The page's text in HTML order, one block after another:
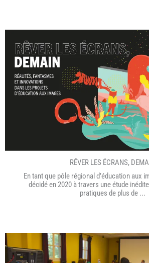
RÊVER LES ÉCRANS,
En tant que pôle régional d’éducation aux
décidé en 2020 à travers une étude
pratiques de plus de ...